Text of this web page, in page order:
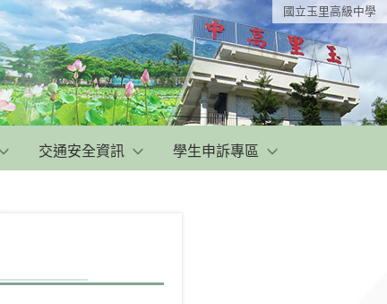
國立玉里高級中學
交通安全資訊 學生申訴專區